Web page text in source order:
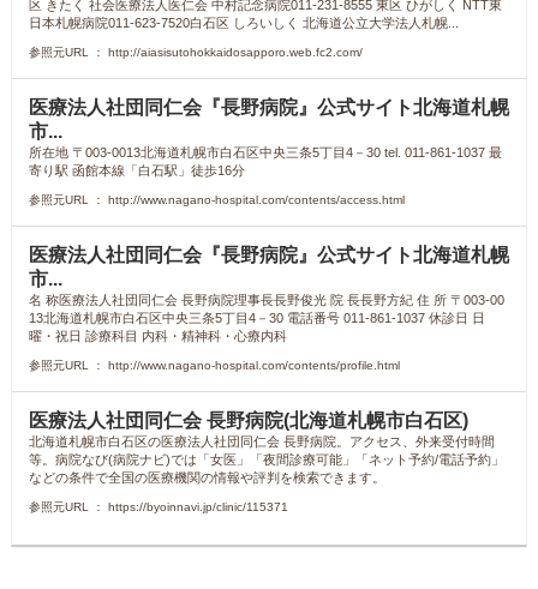
区 きたく 社会医療法人医仁会 中村記念病院011-231-8555 東区 ひがしく NTT東
日本札幌病院011-623-7520白石区 しろいしく 北海道公立大学法人札幌...
参照元URL ： http://aiasisutohokkaidosapporo.web.fc2.com/
医療法人社団同仁会『長野病院』公式サイト北海道札幌
市...
所在地 〒003-0013北海道札幌市白石区中央三条5丁目4－30 tel. 011-861-1037 最
寄り駅 函館本線「白石駅」徒歩16分
参照元URL ： http://www.nagano-hospital.com/contents/access.html
医療法人社団同仁会『長野病院』公式サイト北海道札幌
市...
名 称医療法人社団同仁会 長野病院理事長長野俊光 院 長長野方紀 住 所 〒003-00
13北海道札幌市白石区中央三条5丁目4－30 電話番号 011-861-1037 休診日 日
曜・祝日 診療科目 内科・精神科・心療内科
参照元URL ： http://www.nagano-hospital.com/contents/profile.html
医療法人社団同仁会 長野病院(北海道札幌市白石区)
北海道札幌市白石区の医療法人社団同仁会 長野病院。アクセス、外来受付時間
等。病院なび(病院ナビ)では「女医」「夜間診療可能」「ネット予約/電話予約」
などの条件で全国の医療機関の情報や評判を検索できます。
参照元URL ： https://byoinnavi.jp/clinic/115371